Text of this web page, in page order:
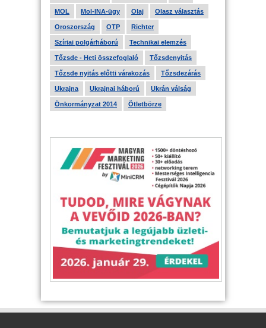
MOL Mol-INA-ügy Olaj Olasz választás
Oroszország OTP Richter
Szíriai polgárháború Technikai elemzés
Tőzsde - Heti összefoglaló Tőzsdenyitás
Tőzsde nyitás előtti várakozás Tőzsdezárás
Ukrajna Ukrajnai háború Ukrán válság
Önkormányzat 2014 Ötletbörze